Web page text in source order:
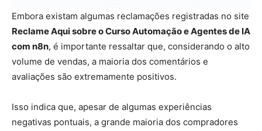
Embora existam algumas reclamações registradas no site
Reclame Aqui sobre o Curso Automação e Agentes de IA
com n8n, é importante ressaltar que, considerando o alto
volume de vendas, a maioria dos comentários e
avaliações são extremamente positivos.
Isso indica que, apesar de algumas experiências
negativas pontuais, a grande maioria dos compradores